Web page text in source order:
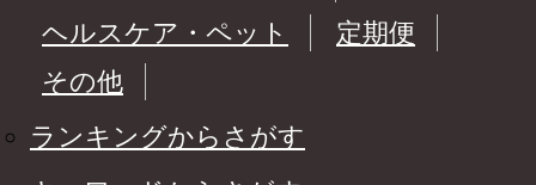
ヘルスケア・ペット
定期便
その他
ランキングからさがす